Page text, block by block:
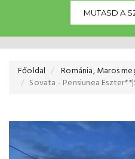
MUTASD A
Főoldal Románia, Maros
Sovata - Pensiunea